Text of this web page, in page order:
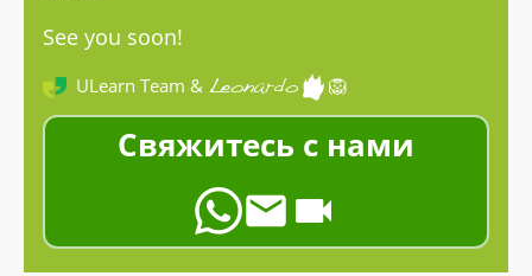
See you soon!
ULearn Team & Leonardo 🦁
Свяжитесь с нами